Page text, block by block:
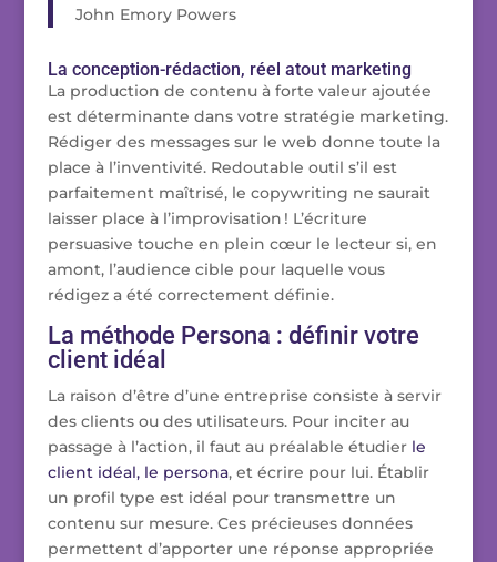
John Emory Powers
La conception-rédaction, réel atout marketing
La production de contenu à forte valeur ajoutée
est déterminante dans votre stratégie marketing.
Rédiger des messages sur le web donne toute la
place à l’inventivité. Redoutable outil s’il est
parfaitement maîtrisé, le copywriting ne saurait
laisser place à l’improvisation ! L’écriture
persuasive touche en plein cœur le lecteur si, en
amont, l’audience cible pour laquelle vous
rédigez a été correctement définie.
La méthode Persona : définir votre
client idéal
La raison d’être d’une entreprise consiste à servir
des clients ou des utilisateurs. Pour inciter au
passage à l’action, il faut au préalable étudier le
client idéal, le persona, et écrire pour lui. Établir
un profil type est idéal pour transmettre un
contenu sur mesure. Ces précieuses données
permettent d’apporter une réponse appropriée